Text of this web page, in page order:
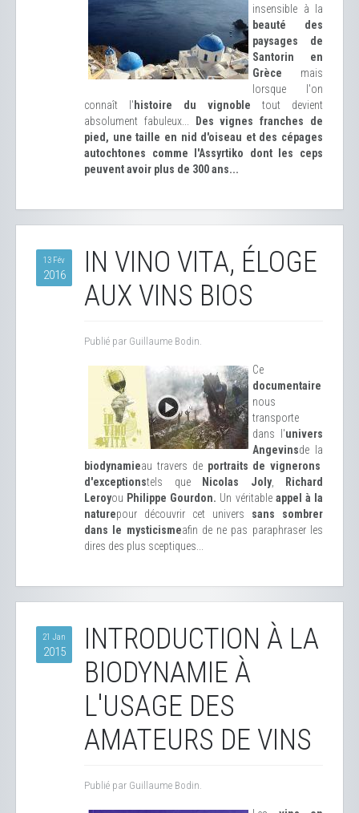
insensible à la
beauté des
paysages de
Santorin en
Grèce mais
lorsque l'on
connaît l' histoire du vignoble tout devient
absolument fabuleux...
Des vignes franches de
pied, une taille en nid d'oiseau et des cépages
autochtones comme l'Assyrtiko dont les ceps
peuvent avoir plus de 300 ans...
13 Fév
2016
IN VINO VITA, ÉLOGE
AUX VINS BIOS
Publié par Guillaume Bodin.
Ce
documentaire
nous
transporte
dans l'univers
Angevinsde la
biodynamieau travers deportraits de vignerons
d'exceptionstels queNicolas Joly, Richard
Leroyou Philippe Gourdon. Un véritableappel à la
naturepour découvrir cet univers sans sombrer
dans le mysticismeafin de ne pas paraphraser les
dires des plus sceptiques...
21 Jan
2015
INTRODUCTION À LA
BIODYNAMIE À
L'USAGE DES
AMATEURS DE VINS
Publié par Guillaume Bodin.